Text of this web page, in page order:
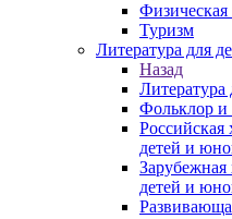
Физическая
Туризм
Литература для
Назад
Литература
Фольклор и
Российская
детей и
Зарубежная
детей и